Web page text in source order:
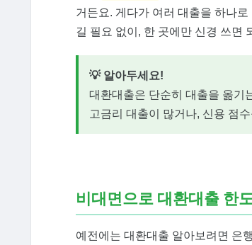
거든요. 게다가 여러 대출을 하나로
길 필요 없이, 한 곳에만 신경 쓰면
💡 알아두세요!
대환대출은 단순히 대출을 옮기
고금리 대출이 많거나, 신용 점
비대면으로 대환대출 한
예전에는 대환대출 알아보려면 은